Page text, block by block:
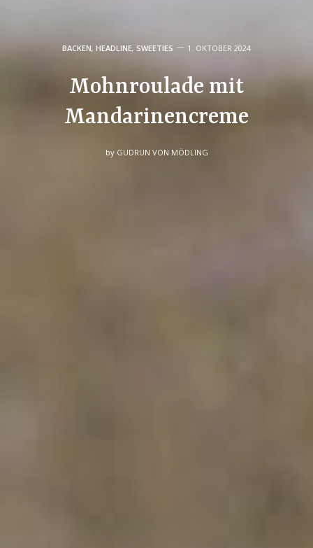
BACKEN, HEADLINE, SWEETIES 1. OKTOBER 2024
Mohnroulade mit
Mandarinencreme
by GUDRUN VON MÖDLING